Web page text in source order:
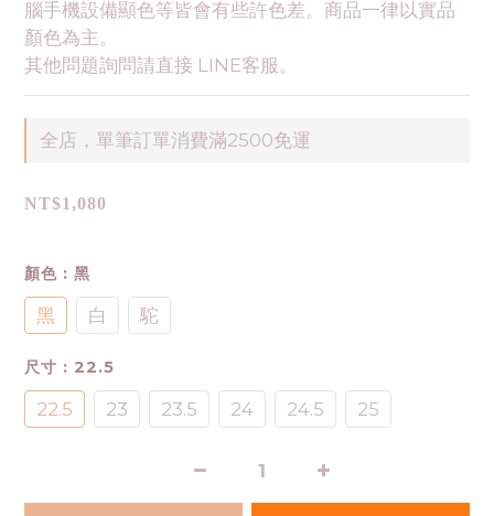
腦手機設備顯色等皆會有些許色差。商品一律以實品
顏色為主。
其他問題詢問請直接 LINE客服。
全店，單筆訂單消費滿2500免運
NT$1,080
顏色 : 黑
黑 白 駝
尺寸 : 22.5
22.5 23 23.5 24 24.5 25